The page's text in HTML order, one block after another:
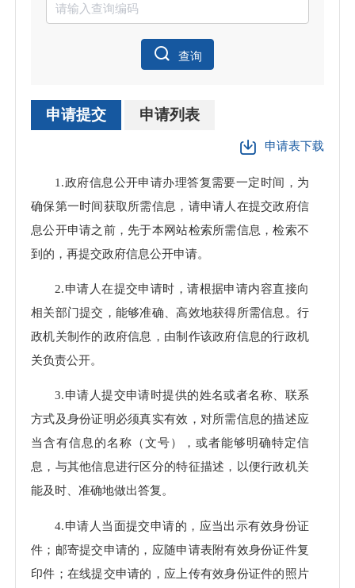
查询
申请提交 申请列表
申请表下载
1.政府信息公开申请办理答复需要一定时间，为
确保第一时间获取所需信息，请申请人在提交政府信
息公开申请之前，先于本网站检索所需信息，检索不
到的，再提交政府信息公开申请。
2.申请人在提交申请时，请根据申请内容直接向
相关部门提交，能够准确、高效地获得所需信息。行
政机关制作的政府信息，由制作该政府信息的行政机
关负责公开。
3.申请人提交申请时提供的姓名或者名称、联系
方式及身份证明必须真实有效，对所需信息的描述应
当含有信息的名称（文号），或者能够明确特定信
息，与其他信息进行区分的特征描述，以便行政机关
能及时、准确地做出答复。
4.申请人当面提交申请的，应当出示有效身份证
件；邮寄提交申请的，应随申请表附有效身份证件复
印件；在线提交申请的，应上传有效身份证件的照片